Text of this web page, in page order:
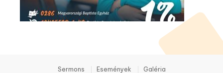
Sermons Események Galéria